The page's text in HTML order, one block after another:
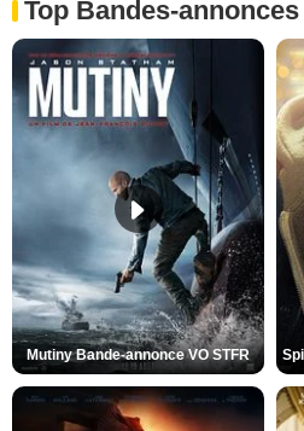
Top Bandes-annonces
Mutiny Bande-annonce VO STFR